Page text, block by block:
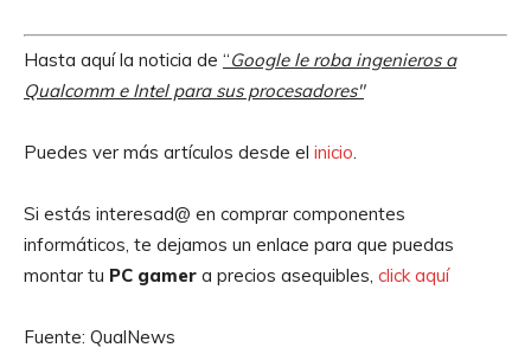
Hasta aquí la noticia de “Google le roba ingenieros a
Qualcomm e Intel para sus procesadores″
Puedes ver más artículos desde el inicio.
Si estás interesad@ en comprar componentes
informáticos, te dejamos un enlace para que puedas
montar tu PC gamer a precios asequibles, click aquí
Fuente: QualNews